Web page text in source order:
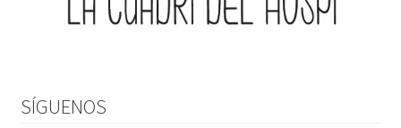
SÍGUENOS